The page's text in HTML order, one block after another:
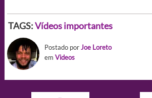
TAGS:Vídeos importantes
Postado porJoe Loreto
em Videos